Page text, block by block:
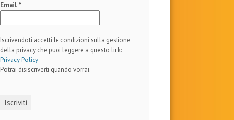
Email *
Iscrivendoti accetti le condizioni sulla gestione
della privacy che puoi leggere a questo link:
Privacy Policy
Potrai disiscriverti quando vorrai.